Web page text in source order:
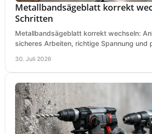
Metallbandsägeblatt korrekt
Schritten
Metallbandsägeblatt korrekt wechseln:
sicheres Arbeiten, richtige Spannung und
30. Juli 2026